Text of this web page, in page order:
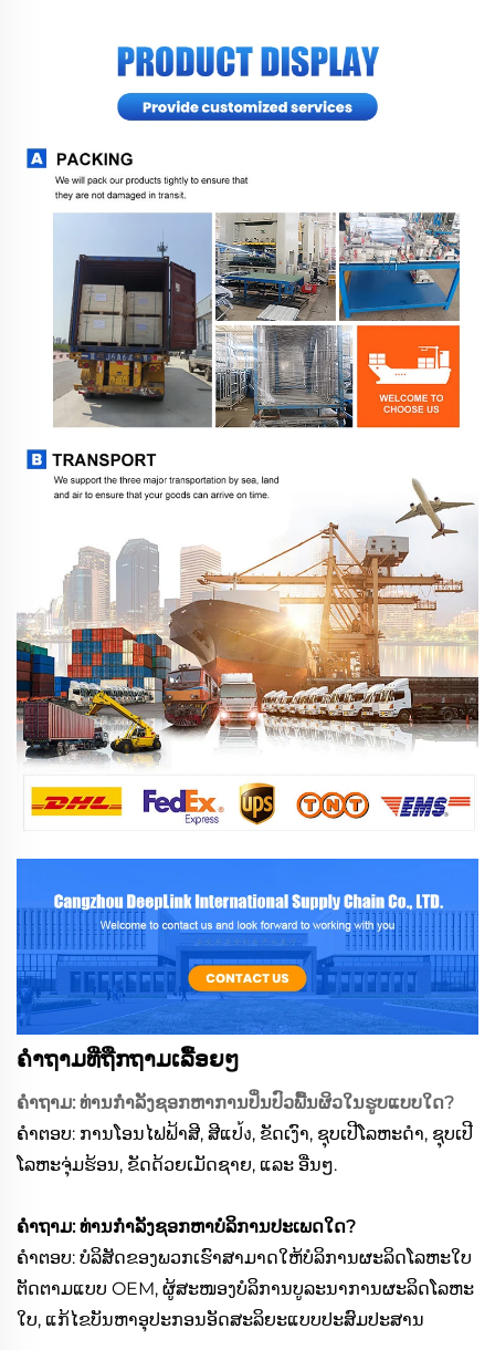
ຄຳຖາມທີ່ຖືກຖາມເລື້ອຍໆ
ຄຳຖາມ: ທ່ານກຳລັງຊອກຫາການປິ່ນປົວພື້ນຜິວໃນຮູບແບບໃດ?
ຄຳຕອບ: ການໂອນໄຟຟ້າສີ, ສີແປ้ง, ຂັດເງົາ, ຊຸບເປີໂລຫະດຳ, ຊຸບເປີ
ໂລຫະຈຸ່ມຮ້ອນ, ຂັດດ້ວຍເມັດຊາຍ, ແລະ ອື່ນໆ.
ຄຳຖາມ: ທ່ານກຳລັງຊອກຫາບໍລິການປະເພດໃດ?
ຄຳຕອບ: ບໍລິສັດຂອງພວກເຮົາສາມາດໃຫ້ບໍລິການຜະລິດໂລຫະໃບ
ຕັດຕາມແບບ OEM, ຜູ້ສະໜອງບໍລິການບູລະນາການຜະລິດໂລຫະ
ໃບ, ແກ້ໄຂບັນຫາອຸປະກອນອັດສະລິຍະແບບປະສົມປະສານ